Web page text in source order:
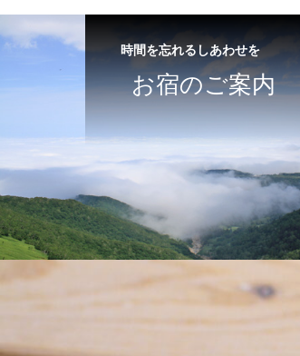
時間を忘れるしあわせを
お宿のご案内